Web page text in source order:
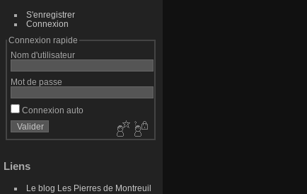
S'enregistrer
Connexion
Connexion rapide
Nom d'utilisateur
Mot de passe
Connexion auto
Liens
Le blog Les Pierres de Montreuil